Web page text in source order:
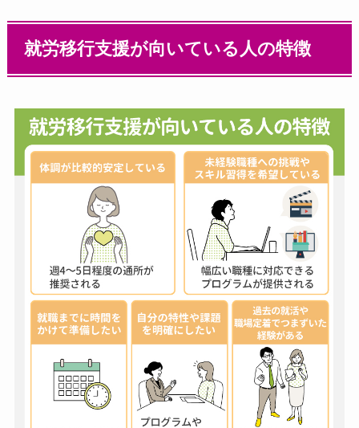
就労移行支援が向いている人の特徴